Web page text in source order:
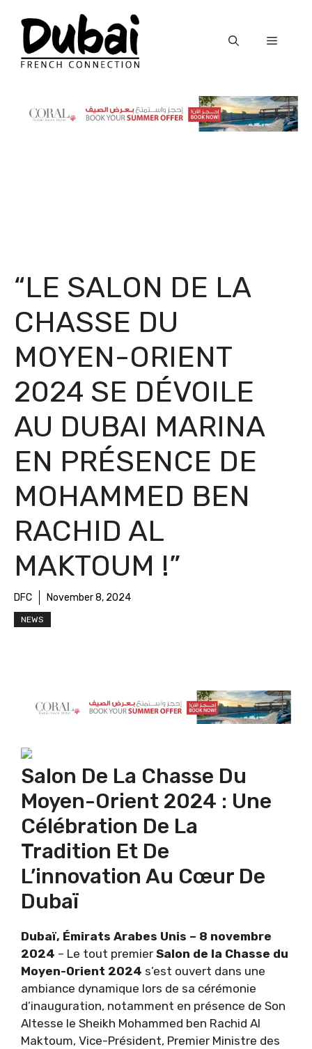
content
Menu
“LE SALON DE LA
CHASSE DU
MOYEN-ORIENT
2024 SE DÉVOILE
AU DUBAI MARINA
EN PRÉSENCE DE
MOHAMMED BEN
RACHID AL
MAKTOUM !”
DFC November 8, 2024
NEWS
Salon De La Chasse Du
Moyen-Orient 2024 : Une
Célébration De La
Tradition Et De
L’innovation Au Cœur De
Dubaï
Dubaï, Émirats Arabes Unis – 8 novembre
2024 – Le tout premier Salon de la Chasse du
Moyen-Orient 2024 s’est ouvert dans une
ambiance dynamique lors de sa cérémonie
d’inauguration, notamment en présence de Son
Altesse le Sheikh Mohammed ben Rachid Al
Maktoum, Vice-Président, Premier Ministre des